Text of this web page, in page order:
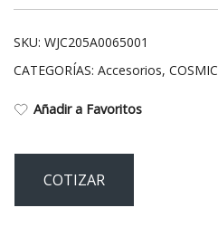
SKU: WJC205A0065001
CATEGORÍAS: Accesorios, COSMIC
Añadir a Favoritos
COTIZAR